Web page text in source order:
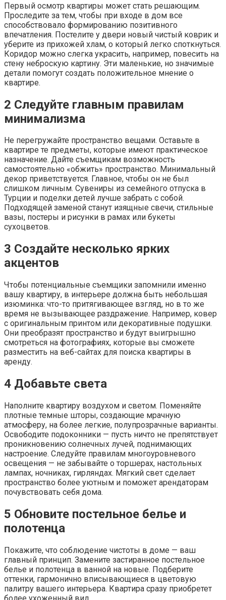
Первый осмотр квартиры может стать решающим.
Проследите за тем, чтобы при входе в дом все
способствовало формированию позитивного
впечатления. Постелите у двери новый чистый коврик и
уберите из прихожей хлам, о который легко споткнуться.
Коридор можно слегка украсить, например, повесить на
стену неброскую картину. Эти маленькие, но значимые
детали помогут создать положительное мнение о
квартире.
2 Следуйте главным правилам
минимализма
Не перегружайте пространство вещами. Оставьте в
квартире те предметы, которые имеют практическое
назначение. Дайте съемщикам возможность
самостоятельно «обжить» пространство. Минимальный
декор приветствуется. Главное, чтобы он не был
слишком личным. Сувениры из семейного отпуска в
Турции и поделки детей лучше забрать с собой.
Подходящей заменой станут изящные свечи, стильные
вазы, постеры и рисунки в рамах или букеты
сухоцветов.
3 Создайте несколько ярких
акцентов
Чтобы потенциальные съемщики запомнили именно
вашу квартиру, в интерьере должна быть небольшая
изюминка: что-то притягивающее взгляд, но в то же
время не вызывающее раздражение. Например, ковер
с оригинальным принтом или декоративные подушки.
Они преобразят пространство и будут выигрышно
смотреться на фотографиях, которые вы сможете
разместить на веб-сайтах для поиска квартиры в
аренду.
4 Добавьте света
Наполните квартиру воздухом и светом. Поменяйте
плотные темные шторы, создающие мрачную
атмосферу, на более легкие, полупрозрачные варианты.
Освободите подоконники — пусть ничто не препятствует
проникновению солнечных лучей, поднимающих
настроение. Следуйте правилам многоуровневого
освещения — не забывайте о торшерах, настольных
лампах, ночниках, гирляндах. Мягкий свет сделает
пространство более уютным и поможет арендаторам
почувствовать себя дома.
5 Обновите постельное белье и
полотенца
Покажите, что соблюдение чистоты в доме — ваш
главный принцип. Замените застиранное постельное
белье и полотенца в ванной на новые. Подберите
оттенки, гармонично вписывающиеся в цветовую
палитру вашего интерьера. Квартира сразу приобретет